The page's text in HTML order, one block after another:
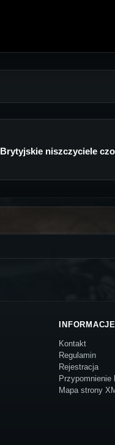
Brytyjskie niszczyciele
INFORMACJE
Kontakt
Regulamin
Rejestracja
Przypomnienie
Mapa strony